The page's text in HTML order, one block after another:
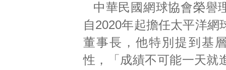
中華民國網球協會榮譽
自2020年起擔任太平洋網
董事長，他特別提到基
性，「成績不可能一天就